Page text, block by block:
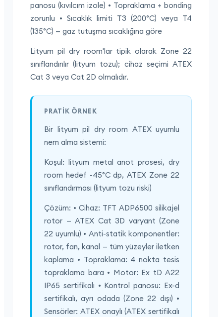
panosu (kıvılcım izole) • Topraklama + bonding
zorunlu • Sıcaklık limiti T3 (200°C) veya T4
(135°C) — gaz tutuşma sıcaklığına göre
Lityum pil dry room'lar tipik olarak Zone 22
sınıflandırılır (lityum tozu); cihaz seçimi ATEX
Cat 3 veya Cat 2D olmalıdır.
PRATIK ÖRNEK
Bir lityum pil dry room ATEX uyumlu
nem alma sistemi:
Koşul: lityum metal anot prosesi, dry
room hedef -45°C dp, ATEX Zone 22
sınıflandırması (lityum tozu riski)
Çözüm: • Cihaz: TFT ADP6500 silikajel
rotor — ATEX Cat 3D varyant (Zone
22 uyumlu) • Anti-statik komponentler:
rotor, fan, kanal — tüm yüzeyler iletken
kaplama • Topraklama: 4 nokta tesis
topraklama bara • Motor: Ex tD A22
IP65 sertifikalı • Kontrol panosu: Ex-d
sertifikalı, ayrı odada (Zone 22 dışı) •
Sensörler: ATEX onaylı (ATEX sertifikalı